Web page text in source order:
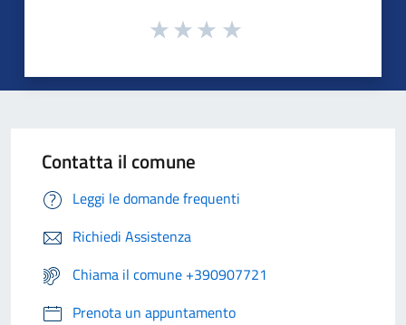
Contatta il comune
Leggi le domande frequenti
Richiedi Assistenza
Chiama il comune +390907721
Prenota un appuntamento